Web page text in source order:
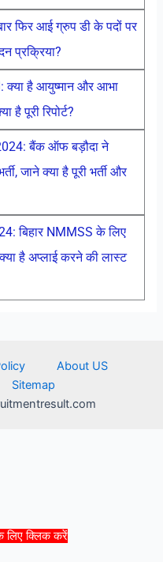
लिए क्लिक करें
फिर आई ग्रुप डी के पदों पर
प्रक्रिया?
है आयुष्मान और आभा
पूरी रिपोर्ट?
बैंक ऑफ बड़ौदा ने
जाने क्या है पूरी भर्ती और
बिहार NMMSS के लिए
है अप्लाई करने की लास्ट
About US
Sitemap